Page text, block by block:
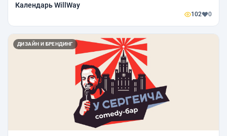
Календарь WillWay
102 0
ДИЗАЙН И БРЕНДИНГ